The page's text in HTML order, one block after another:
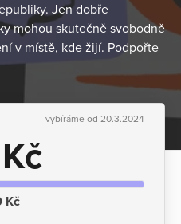
Jen dobře
mohou skutečně svobodně
v místě, kde žijí. Podpořte
vybíráme od 20.3.2024
Kč